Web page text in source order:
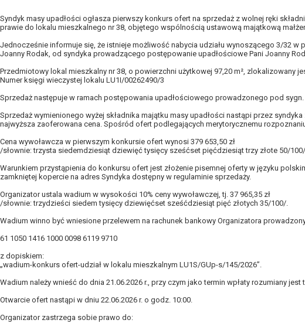
Syndyk masy upadłości ogłasza pierwszy konkurs ofert na sprzedaż z wolnej ręki
prawie do lokalu mieszkalnego nr 38, objętego wspólnością ustawową majątkową
Jednocześnie informuje się, że istnieje możliwość nabycia udziału wynoszącego 3/32
Joanny Rodak, od syndyka prowadzącego postępowanie upadłościowe Pani Joanny
Przedmiotowy lokal mieszkalny nr 38, o powierzchni użytkowej 97,20 m², zlokalizowany
Numer księgi wieczystej lokalu LU1I/00262490/3
Sprzedaż następuje w ramach postępowania upadłościowego prowadzonego pod
Sprzedaż wymienionego wyżej składnika majątku masy upadłości nastąpi przez
najwyższa zaoferowana cena. Spośród ofert podlegających merytorycznemu
Cena wywoławcza w pierwszym konkursie ofert wynosi 379 653,50 zł
/słownie: trzysta siedemdziesiąt dziewięć tysięcy sześćset pięćdziesiąt trzy złote 50/
Warunkiem przystąpienia do konkursu ofert jest złożenie pisemnej oferty w języku
zamkniętej kopercie na adres Syndyka dostępny w regulaminie sprzedaży.
Organizator ustala wadium w wysokości 10% ceny wywoławczej, tj. 37 965,35 zł
/słownie: trzydzieści siedem tysięcy dziewięćset sześćdziesiąt pięć złotych 35/100/.
Wadium winno być wniesione przelewem na rachunek bankowy Organizatora
61 1050 1416 1000 0098 6119 9710
z dopiskiem:
„wadium-konkurs ofert-udział w lokalu mieszkalnym LU1S/GUp-s/145/2026”.
Wadium należy wnieść do dnia 21.06.2026 r., przy czym jako termin wpłaty rozumiany
Otwarcie ofert nastąpi w dniu 22.06.2026 r. o godz. 10:00.
Organizator zastrzega sobie prawo do: